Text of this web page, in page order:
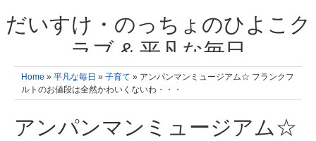
だいすけ・のっちょのひよこク
ラブ & 平凡な毎日
我が家の3人のひよこ成長日記と雑記 何十年後かに、大きくなったひよ
こ達とこの成長記を読み返すことを夢見て。& 3児ママの平凡日記 日々
の楽しいこと、便利グッズの紹介
Home » 平凡な毎日 » 子育て » アンパンマンミュージアム☆ フランクフ
ルトのお値段は全然かわいくないわ・・・
アンパンマンミュージアム☆